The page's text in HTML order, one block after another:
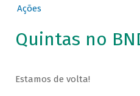
Ações
Quintas no
Estamos de volta!